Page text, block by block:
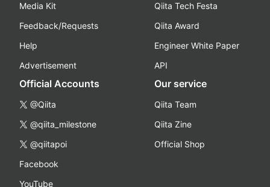
Media Kit
Feedback/Requests
Help
Advertisement
Qiita Tech Festa
Qiita Award
Engineer White Paper
API
Official Accounts
@Qiita
@qiita_milestone
@qiitapoi
Facebook
YouTube
Our service
Qiita Team
Qiita Zine
Official Shop